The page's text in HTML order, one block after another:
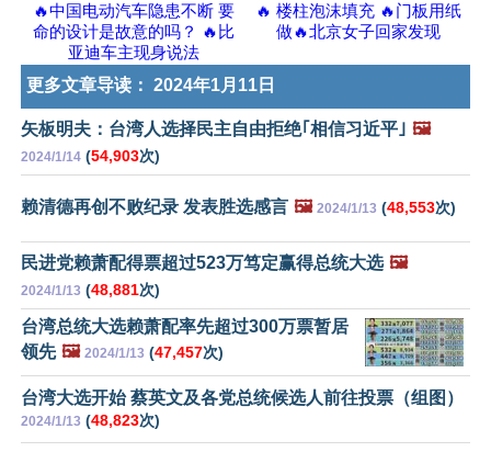
🔥中国电动汽车隐患不断 要
命的设计是故意的吗？ 🔥比
亚迪车主现身说法
🔥 楼柱泡沫填充 🔥门板用纸
做🔥北京女子回家发现
更多文章导读： 2024年1月11日
矢板明夫：台湾人选择民主自由拒绝｢相信习近平｣ 🖼️
2024/1/14 (54,903次)
赖清德再创不败纪录 发表胜选感言 🖼️ 2024/1/13 (48,553次)
民进党赖萧配得票超过523万笃定赢得总统大选 🖼️
2024/1/13 (48,881次)
台湾总统大选赖萧配率先超过300万票暂居
领先 🖼️ 2024/1/13 (47,457次)
台湾大选开始 蔡英文及各党总统候选人前往投票（组图）
2024/1/13 (48,823次)